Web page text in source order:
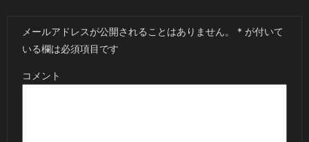
メールアドレスが公開されることはありません。 * が付いて
いる欄は必須項目です
コメント